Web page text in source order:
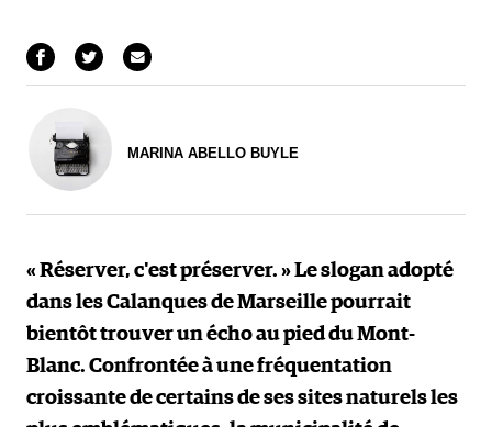
MARINA ABELLO BUYLE
« Réserver, c'est préserver. » Le slogan adopté
dans les Calanques de Marseille pourrait
bientôt trouver un écho au pied du Mont-
Blanc. Confrontée à une fréquentation
croissante de certains de ses sites naturels les